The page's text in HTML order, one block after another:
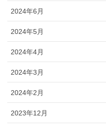
2024年6月
2024年5月
2024年4月
2024年3月
2024年2月
2023年12月